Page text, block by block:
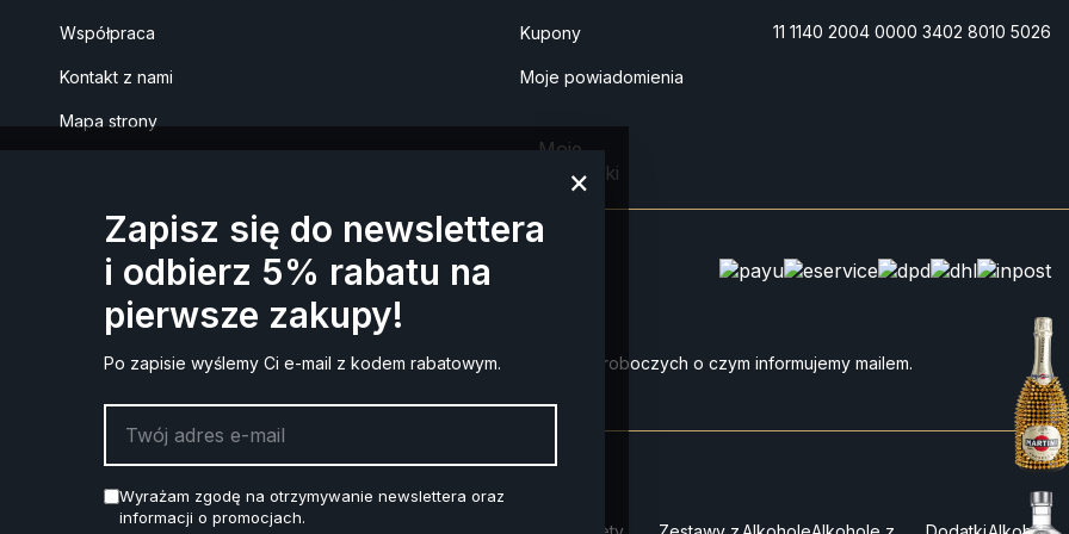
×
Zapisz się do newslettera
i odbierz 5% rabatu na
pierwsze zakupy!
Po zapisie wyślemy Ci e-mail z kodem rabatowym.
Wyrażam zgodę na otrzymywanie newslettera oraz
informacji o promocjach.
Współpraca
Kontakt z nami
Mapa strony
Kupony
Moje powiadomienia
Moje
przesyłki
11 1140 2004 0000 3402 8010 5026
90% zamówień realizujemy w ciągu 24h*
w ciągu 24-48h, na niektóre produkty należy poczekać do 4 dni roboczych o czym informujemy mailem.